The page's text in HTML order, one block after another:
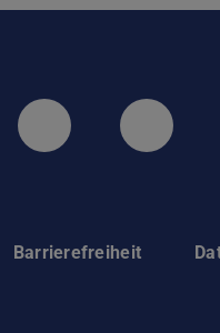
Darmstadt
der TU
Kanal der
Facebook-
Barrierefreiheit